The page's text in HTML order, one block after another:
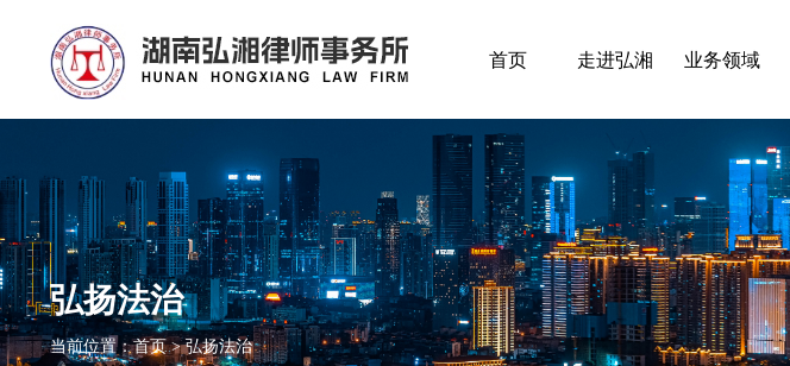
首页 走进弘湘 业务领域
弘扬法治
当前位置：首页 > 弘扬法治